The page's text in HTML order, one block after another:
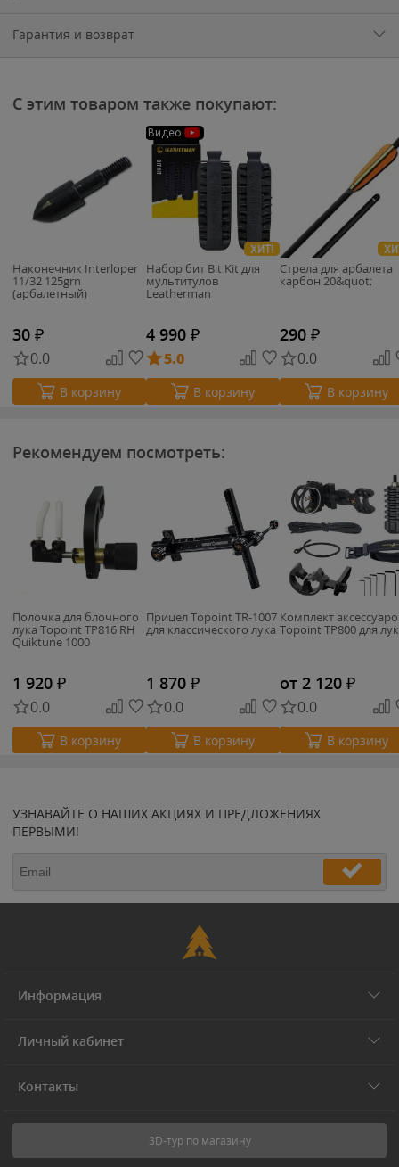
Гарантия и возврат
С этим товаром также покупают:
Наконечник Interloper
11/32 125grn
(арбалетный)
30 ₽
0.0
В корзину
Видео
ХИТ!
Набор бит Bit Kit для
мультитулов
Leatherman
4 990 ₽
5.0
В корзину
Стрела для арбалета
карбон 20&quot;
290 ₽
0.0
В корзину
Рекомендуем посмотреть:
Полочка для блочного
лука Topoint TP816 RH
Quiktune 1000
1 920 ₽
0.0
В корзину
Прицел Topoint TR-1007
для классического лука
1 870 ₽
0.0
В корзину
Комплект
Topoint TP800 для
от 2 120 ₽
0.0
В корзину
УЗНАВАЙТЕ О НАШИХ АКЦИЯХ И ПРЕДЛОЖЕНИЯХ
ПЕРВЫМИ!
Информация
Личный кабинет
Контакты
3D-тур по магазину